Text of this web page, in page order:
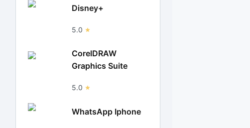
Disney+
5.0
CorelDRAW
Graphics Suite
5.0
WhatsApp Iphone